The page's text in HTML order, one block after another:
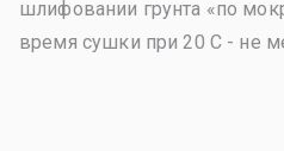
шлифовании грунта «по
время сушки при 20 С - не